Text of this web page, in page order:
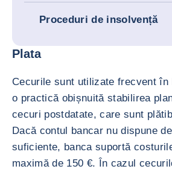
Proceduri de insolvență
Plata
Cecurile sunt utilizate frecvent în
o practică obișnuită stabilirea
cecuri postdatate, care sunt
Dacă contul bancar nu dispune
suficiente, banca suportă
maximă de 150 €. În cazul